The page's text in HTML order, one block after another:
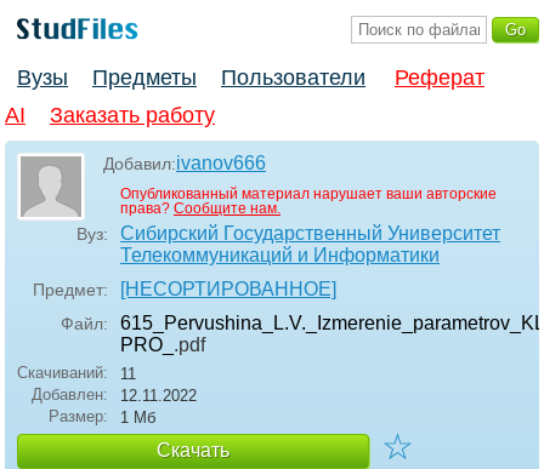
Вузы Предметы Пользователи
Реферат
AI
Заказать работу
Добавил:ivanov666
Опубликованный материал нарушает ваши авторские
права? Сообщите нам.
Вуз:
Сибирский Государственный Университет
Телекоммуникаций и Информатики
Предмет: [НЕСОРТИРОВАННОЕ]
Файл:
PRO_ .pdf
Скачиваний:
11
Добавлен:
12.11.2022
Размер:
1 Мб
Скачать ☆